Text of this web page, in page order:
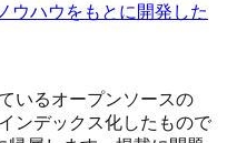
ウハウをもとに開発した
いるオープンソースの
ンデックス化したもので